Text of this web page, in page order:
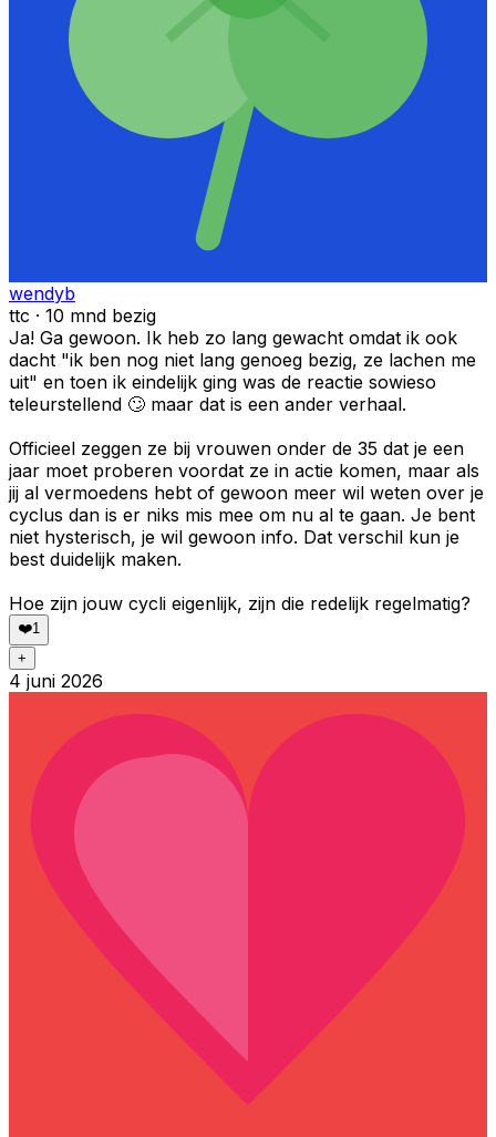
wendyb
ttc · 10 mnd bezig
Ja! Ga gewoon. Ik heb zo lang gewacht omdat ik ook
dacht "ik ben nog niet lang genoeg bezig, ze lachen me
uit" en toen ik eindelijk ging was de reactie sowieso
teleurstellend 🙄 maar dat is een ander verhaal.
Officieel zeggen ze bij vrouwen onder de 35 dat je een
jaar moet proberen voordat ze in actie komen, maar als
jij al vermoedens hebt of gewoon meer wil weten over je
cyclus dan is er niks mis mee om nu al te gaan. Je bent
niet hysterisch, je wil gewoon info. Dat verschil kun je
best duidelijk maken.
Hoe zijn jouw cycli eigenlijk, zijn die redelijk regelmatig?
❤️1
+
4 juni 2026